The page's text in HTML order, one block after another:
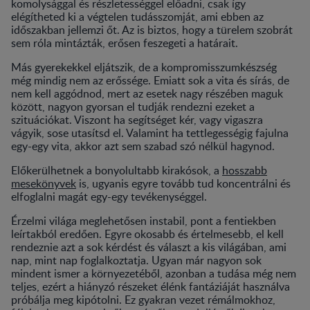
komolysággal és részletességgel előadni, csak így
elégítheted ki a végtelen tudásszomját, ami ebben az
időszakban jellemzi őt. Az is biztos, hogy a türelem szobrát
sem róla mintázták, erősen feszegeti a határait.
Más gyerekekkel eljátszik, de a kompromisszumkészség
még mindig nem az erőssége. Emiatt sok a vita és sírás, de
nem kell aggódnod, mert az esetek nagy részében maguk
között, nagyon gyorsan el tudják rendezni ezeket a
szituációkat. Viszont ha segítséget kér, vagy vigaszra
vágyik, sose utasítsd el. Valamint ha tettlegességig fajulna
egy-egy vita, akkor azt sem szabad szó nélkül hagynod.
Előkerülhetnek a bonyolultabb kirakósok, a hosszabb
mesekönyvek is, ugyanis egyre tovább tud koncentrálni és
elfoglalni magát egy-egy tevékenységgel.
Érzelmi világa meglehetősen instabil, pont a fentiekben
leírtakból eredően. Egyre okosabb és értelmesebb, el kell
rendeznie azt a sok kérdést és választ a kis világában, ami
nap, mint nap foglalkoztatja. Ugyan már nagyon sok
mindent ismer a környezetéből, azonban a tudása még nem
teljes, ezért a hiányzó részeket élénk fantáziáját használva
próbálja meg kipótolni. Ez gyakran vezet rémálmokhoz,